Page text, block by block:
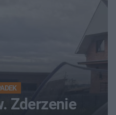
Zderzenie